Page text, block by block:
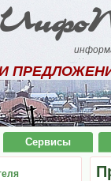
Сервисы